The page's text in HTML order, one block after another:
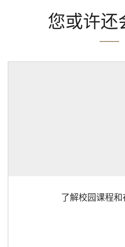
您或许还
了解校园课程